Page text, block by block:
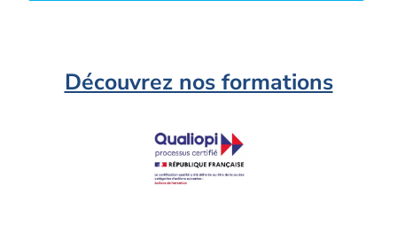
Découvrez nos formations